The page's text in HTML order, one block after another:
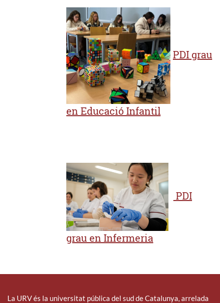
PDI grau
en Educació Infantil
PDI
grau en Infermeria
La URV és la universitat pública del sud de Catalunya, arrelada